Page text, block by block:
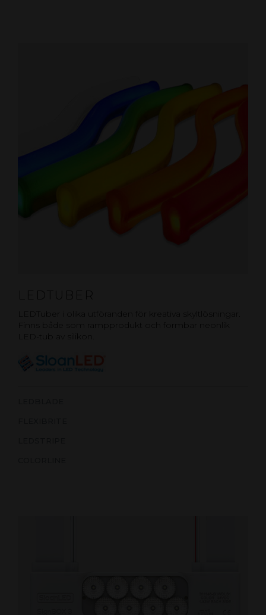
LEDTUBER
LEDTuber i olika utföranden för kreativa skyltlösningar.
Finns både som rampprodukt och formbar neonlik
LED-tub av silikon.